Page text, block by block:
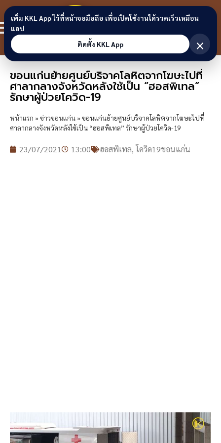
Skip to content
ขอนแก่น
ลิงก์
ขอนแก่นย้ายศูนย์บริจาคโลหิตจากโฆษะไปที่
ศาลากลางจังหวัดหลังใช้เป็น “ฮอสพิเทล”
รักษาผู้ป่วยโควิด-19
หน้าแรก »ข่าวขอนแก่น»ขอนแก่นย้ายศูนย์บริจาคโลหิตจากโฆษะไปที่
ศาลากลางจังหวัดหลังใช้เป็น “ฮอสพิเทล” รักษาผู้ป่วยโควิด-19
23/07/2021 13:00 ฮอสพิเทล, โควิด19ขอนแก่น
เพิ่ม KKL App ไว้ที่หน้าจอมือถือ เพื่อเปิดใช้งานได้รวดเร็วเหมือน
แอป
ติดตั้ง KKL App
×